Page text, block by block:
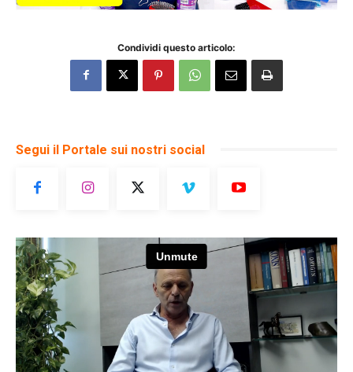
Condividi questo articolo:
Segui il Portale sui nostri social